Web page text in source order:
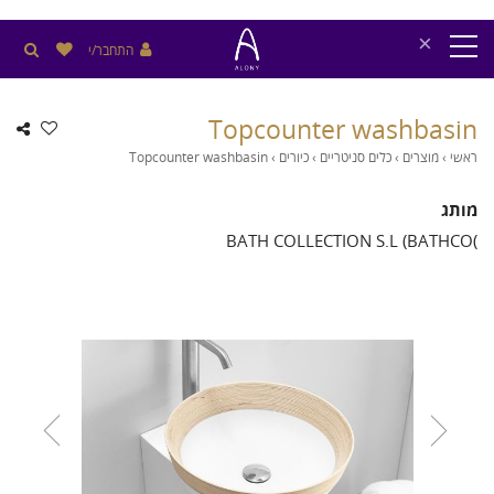
× התחבר/י
Topcounter washbasin
ראשי ›מוצרים ›כלים סניטריים ›כיורים ›
Topcounter washbasin
מותג
BATH COLLECTION S.L (BATHCO(